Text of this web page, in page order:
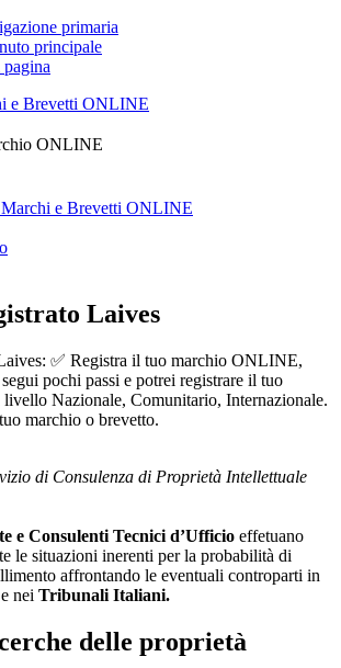
primaria
principale
pagina
e Brevetti ONLINE
ONLINE
Marchi e Brevetti ONLINE
Laives
✅ Registra il tuo marchio ONLINE,
pochi passi e potrei registrare il tuo
livello Nazionale, Comunitario, Internazionale.
marchio o brevetto.
di Consulenza di Proprietà Intellettuale
e Consulenti Tecnici d’Ufficio effetuano
le situazioni inerenti per la probabilità di
affrontando le eventuali controparti in
e nei Tribunali Italiani.
delle proprietà